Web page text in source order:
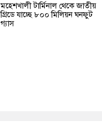
মহেশখালী টার্মিনাল থেকে জাতীয়
গ্রিডে যাচ্ছে ৮০০ মিলিয়ন ঘনফুট
গ্যাস